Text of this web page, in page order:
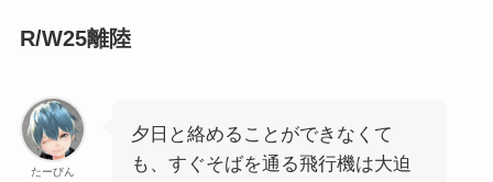
R/W25離陸
たーびん
夕日と絡めることができなくて
も、すぐそばを通る飛行機は大迫